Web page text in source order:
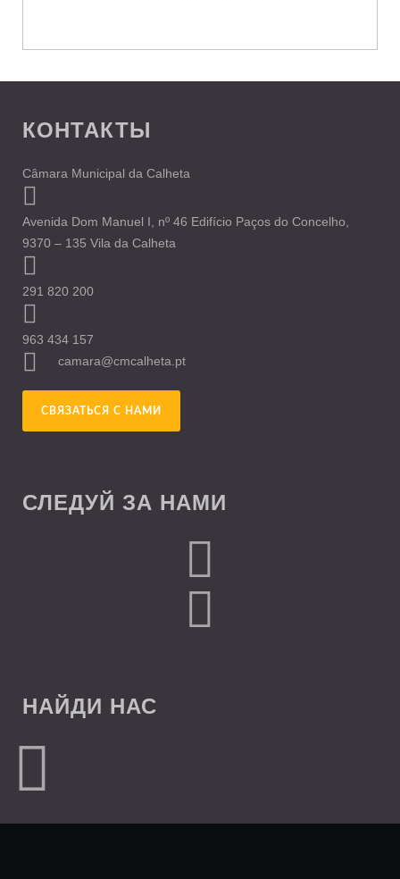
КОНТАКТЫ
Câmara Municipal da Calheta
Avenida Dom Manuel I, nº 46 Edifício Paços do Concelho,
9370 – 135 Vila da Calheta
291 820 200
963 434 157
camara@cmcalheta.pt
СВЯЗАТЬСЯ С НАМИ
СЛЕДУЙ ЗА НАМИ
НАЙДИ НАС